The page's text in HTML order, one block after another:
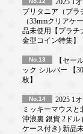
2025 1
ブリタニア（プラ
（33mmクリアケ
品未使用【プラチ
金型コイン特集】
No.13
【セー
ック シルバー 【
枚】
No.14
2025 1
ミッキーマウスと
沖浪裏 銀貨 2ドル
ケース付き) 新品